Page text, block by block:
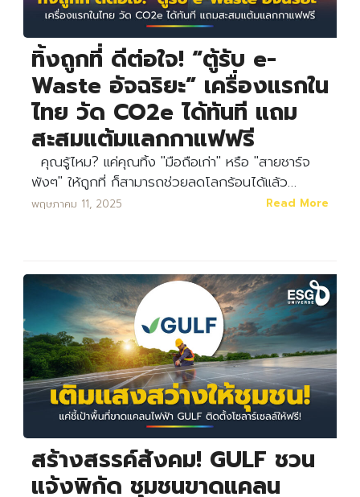
ทิ้งถูกที่ ดีต่อใจ! “ตู้รับ e-
Waste อัจฉริยะ” เครื่องแรกใน
ไทย วัด CO2e ได้ทันที แถม
สะสมแต้มแลกกาแฟฟรี
คุณรู้ไหม? แค่คุณทิ้ง "มือถือเก่า" หรือ "สายชาร์จ
พังๆ" ให้ถูกที่ ก็สามารถช่วยลดโลกร้อนได้แล้ว…
พฤษภาคม 11, 2025 Read More
สร้างสรรค์สังคม! GULF ชวน
แจ้งพิกัด ชุมชนขาดแคลน